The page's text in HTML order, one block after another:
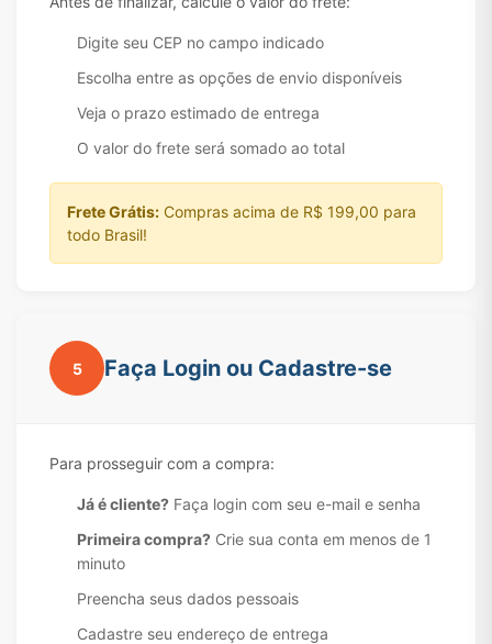
Digite seu CEP no campo indicado
Escolha entre as opções de envio disponíveis
Veja o prazo estimado de entrega
O valor do frete será somado ao total
Frete Grátis: Compras acima de R$ 199,00 para
todo Brasil!
5 Faça Login ou Cadastre-se
Para prosseguir com a compra:
Já é cliente? Faça login com seu e-mail e senha
Primeira compra? Crie sua conta em menos de 1
minuto
Preencha seus dados pessoais
Cadastre seu endereço de entrega